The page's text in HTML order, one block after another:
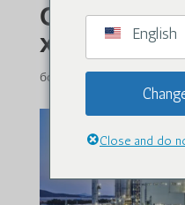
Оңтүстік
химия
бойынша
English
Close and do